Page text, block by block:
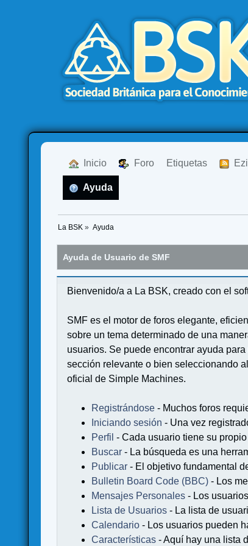
Inicio Foro Etiquetas
Ayuda
La BSK » Ayuda
Ayuda de Usuario de SMF
Bienvenido/a a La BSK, creado con el
SMF es el motor de foros elegante,
sobre un tema determinado de una
usuarios. Se puede encontrar ayuda
sección relevante o bien seleccionando
oficial de Simple Machines.
Registrándose - Muchos foros
Iniciando sesión - Una vez
Perfil - Cada usuario tiene su
Buscar - La búsqueda es una
Publicar - El objetivo fundamental
Bulletin Board Code (BBC)- Los
Mensajes Personales - Los
Lista de Usuarios - La lista de
Calendario - Los usuarios pueden
Características - Aquí hay una lista